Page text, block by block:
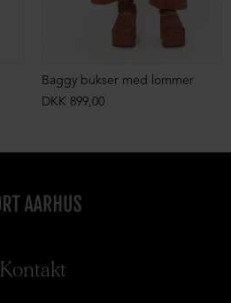
Baggy bukser med lommer
DKK 899,00
Kontakt